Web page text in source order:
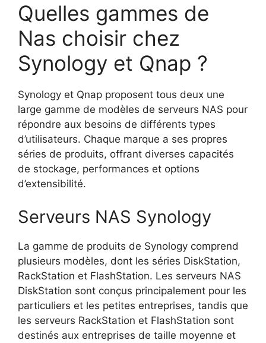
Quelles gammes de
Nas choisir chez
Synology et Qnap ?
Synology et Qnap proposent tous deux une
large gamme de modèles de serveurs NAS pour
répondre aux besoins de différents types
d’utilisateurs. Chaque marque a ses propres
séries de produits, offrant diverses capacités
de stockage, performances et options
d’extensibilité.
Serveurs NAS Synology
La gamme de produits de Synology comprend
plusieurs modèles, dont les séries DiskStation,
RackStation et FlashStation. Les serveurs NAS
DiskStation sont conçus principalement pour les
particuliers et les petites entreprises, tandis que
les serveurs RackStation et FlashStation sont
destinés aux entreprises de taille moyenne et